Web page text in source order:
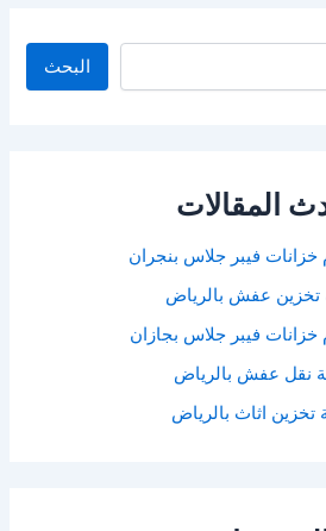
البحث
المقالات
فيبر جلاس بنجران
عفش بالرياض
فيبر جلاس بجازان
نقل عفش بالرياض
اثاث بالرياض